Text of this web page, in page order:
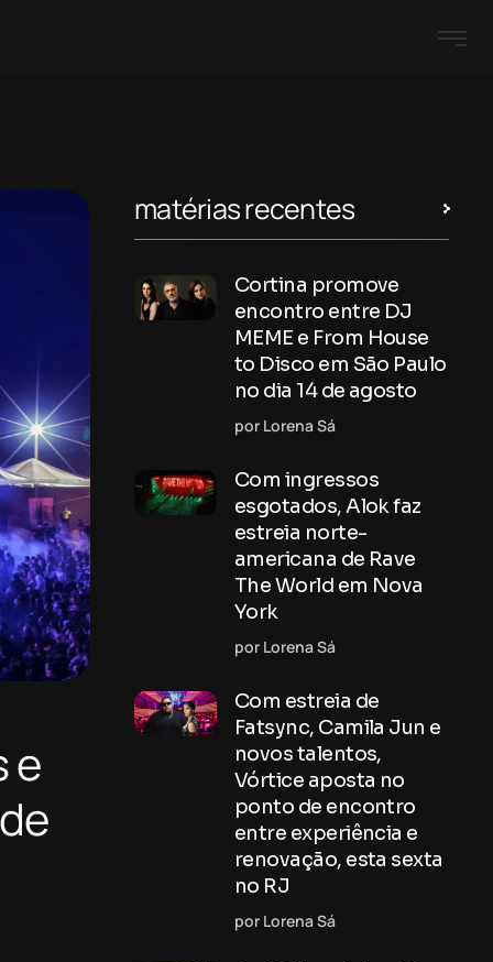
e
matérias recentes
Cortina promove
encontro entre DJ
MEME e From House
to Disco em São Paulo
no dia 14 de agosto
por Lorena Sá
Com ingressos
esgotados, Alok faz
estreia norte-
americana de Rave
The World em Nova
York
por Lorena Sá
Com estreia de
Fatsync, Camila Jun e
novos talentos,
Vórtice aposta no
ponto de encontro
entre experiência e
renovação, esta sexta
no RJ
por Lorena Sá